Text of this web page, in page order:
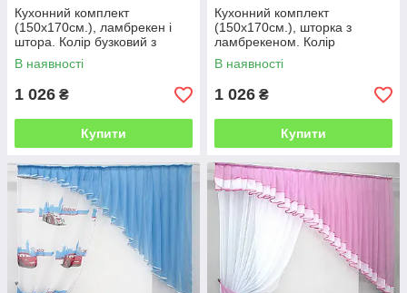
Кухонний комплект
(150х170см.), ламбрекен і
штора. Колір бузковий з
білим. Код 062к 50-326
В наявності
1 026 ₴
Купити
Кухонний комплект
(150х170см.), шторка з
ламбрекеном. Колір
бордовий з білим. Код 062к
50-129
В наявності
1 026 ₴
Купити